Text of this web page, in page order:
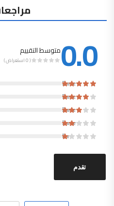
0.0متوسط التقييم
Rated ( 0 استعراض )
Rated
Rated
Rated
Rated
Rated
تقدم